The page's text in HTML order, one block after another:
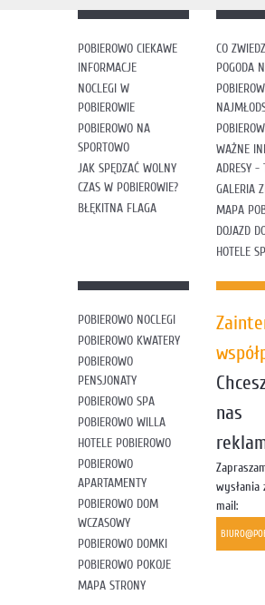
POBIEROWO CIEKAWE
INFORMACJE
NOCLEGI W
POBIEROWIE
POBIEROWO NA
SPORTOWO
JAK SPĘDZAĆ WOLNY
CZAS W POBIEROWIE?
BŁĘKITNA FLAGA
CO
POGODA
WAŻNE
ADRESY -
GALERIA
MAPA
DOJAZD
HOTELE
POBIEROWO NOCLEGI
POBIEROWO KWATERY
POBIEROWO
PENSJONATY
POBIEROWO SPA
POBIEROWO WILLA
HOTELE POBIEROWO
POBIEROWO
APARTAMENTY
POBIEROWO DOM
WCZASOWY
POBIEROWO DOMKI
POBIEROWO POKOJE
MAPA STRONY
nas
wysłania
mail: